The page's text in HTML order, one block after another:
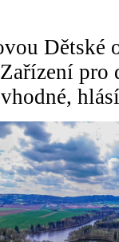
Dětské
Zařízení